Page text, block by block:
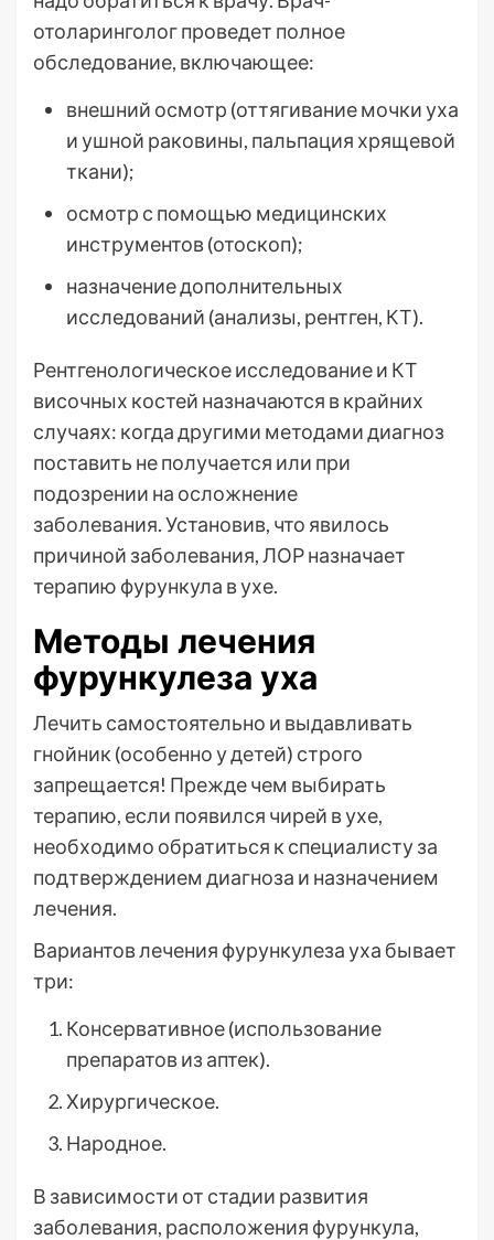
отоларинголог проведет полное
обследование, включающее:
внешний осмотр (оттягивание мочки уха
и ушной раковины, пальпация хрящевой
ткани);
осмотр с помощью медицинских
инструментов (отоскоп);
назначение дополнительных
исследований (анализы, рентген, КТ).
Рентгенологическое исследование и КТ
височных костей назначаются в крайних
случаях: когда другими методами диагноз
поставить не получается или при
подозрении на осложнение
заболевания. Установив, что явилось
причиной заболевания, ЛОР назначает
терапию фурункула в ухе.
Методы лечения
фурункулеза уха
Лечить самостоятельно и выдавливать
гнойник (особенно у детей) строго
запрещается! Прежде чем выбирать
терапию, если появился чирей в ухе,
необходимо обратиться к специалисту за
подтверждением диагноза и назначением
лечения.
Вариантов лечения фурункулеза уха бывает
три:
Консервативное (использование
препаратов из аптек).
Хирургическое.
Народное.
В зависимости от стадии развития
заболевания, расположения фурункула,